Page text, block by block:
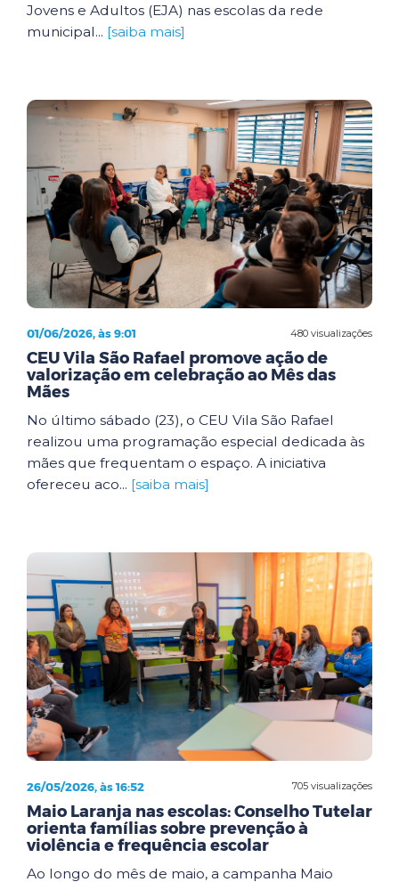
Jovens e Adultos (EJA) nas escolas da rede
municipal... [saiba mais]
480 visualizações
01/06/2026, às 9:01
CEU Vila São Rafael promove ação de
valorização em celebração ao Mês das
Mães
No último sábado (23), o CEU Vila São Rafael
realizou uma programação especial dedicada às
mães que frequentam o espaço. A iniciativa
ofereceu aco... [saiba mais]
705 visualizações
26/05/2026, às 16:52
Maio Laranja nas escolas: Conselho Tutelar
orienta famílias sobre prevenção à
violência e frequência escolar
Ao longo do mês de maio, a campanha Maio